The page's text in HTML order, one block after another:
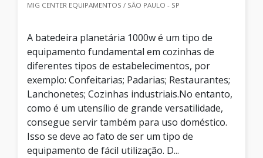
MIG CENTER EQUIPAMENTOS / SÃO PAULO - SP
A batedeira planetária 1000w é um tipo de
equipamento fundamental em cozinhas de
diferentes tipos de estabelecimentos, por
exemplo: Confeitarias; Padarias; Restaurantes;
Lanchonetes; Cozinhas industriais.No entanto,
como é um utensílio de grande versatilidade,
consegue servir também para uso doméstico.
Isso se deve ao fato de ser um tipo de
equipamento de fácil utilização. D...